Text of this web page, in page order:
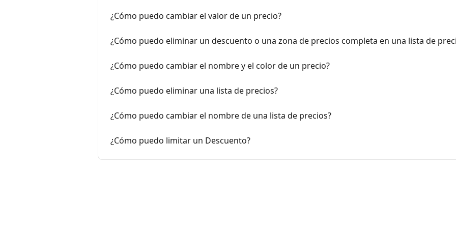
¿Cómo puedo cambiar el valor de un precio?
¿Cómo puedo eliminar un descuento o una zona de precios completa en una lista de
¿Cómo puedo cambiar el nombre y el color de un precio?
¿Cómo puedo eliminar una lista de precios?
¿Cómo puedo cambiar el nombre de una lista de precios?
¿Cómo puedo limitar un Descuento?